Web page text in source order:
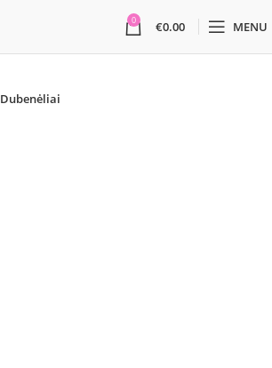
0 €0.00 MENU
Dubenėliai